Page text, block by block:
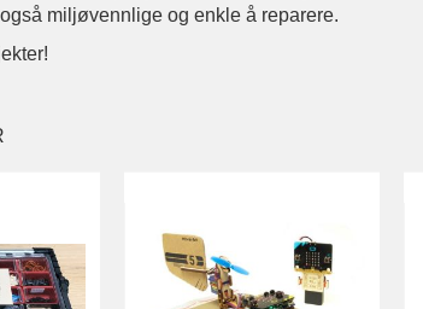
miljøvennlige og enkle å reparere.